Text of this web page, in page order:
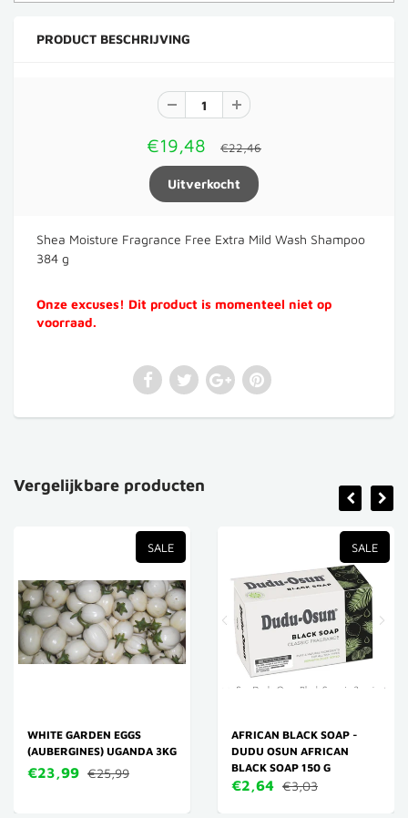
PRODUCT BESCHRIJVING
€19,48 €22,46
Shea Moisture Fragrance Free Extra Mild Wash Shampoo
384 g
Onze excuses! Dit product is momenteel niet op
voorraad.
Vergelijkbare producten
SALE
WHITE GARDEN EGGS
(AUBERGINES) UGANDA 3KG
€23,99 €25,99
SALE
AFRICAN BLACK SOAP -
DUDU OSUN AFRICAN
BLACK SOAP 150 G
€2,64 €3,03